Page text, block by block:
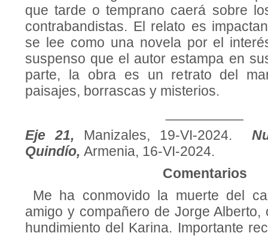
que tarde o temprano caerá sobre
contrabandistas. El relato es
se lee como una novela por el
suspenso que el autor estampa en
parte, la obra es un retrato del
paisajes, borrascas y misterios.
Eje 21, Manizales, 19-VI-2024.
Quindío, Armenia, 16-VI-2024.
Comentarios
Me ha conmovido la muerte del
amigo y compañero de Jorge Alberto,
hundimiento del Karina. Importante